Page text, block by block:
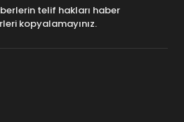
telif hakları haber
kopyalamayınız.